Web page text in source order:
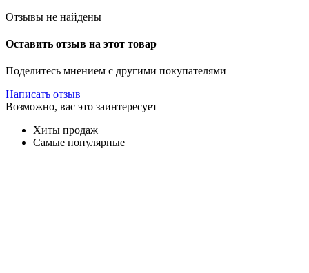
Отзывы не найдены
Оставить отзыв на этот товар
Поделитесь мнением с другими покупателями
Написать отзыв
Возможно, вас это заинтересует
Хиты продаж
Самые популярные